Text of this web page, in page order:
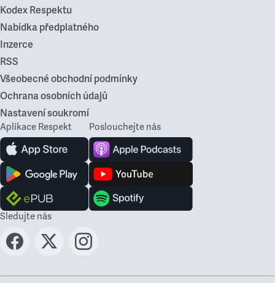
Kodex Respektu
Nabídka předplatného
Inzerce
RSS
Všeobecné obchodní podmínky
Ochrana osobních údajů
Nastavení soukromí
Aplikace Respekt Poslouchejte nás
Sledujte nás